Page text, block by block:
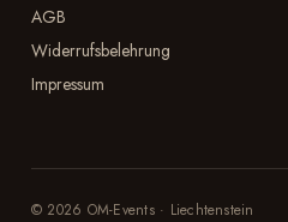
AGB
Widerrufsbelehrung
Impressum
© 2026 OM-Events · Liechtenstein